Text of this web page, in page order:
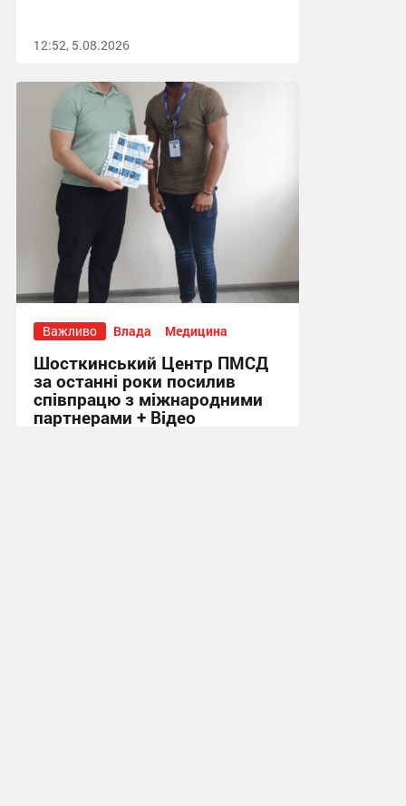
12:52, 5.08.2026
Важливо Влада Медицина
Шосткинський Центр ПМСД
за останні роки посилив
співпрацю з міжнародними
партнерами + Відео